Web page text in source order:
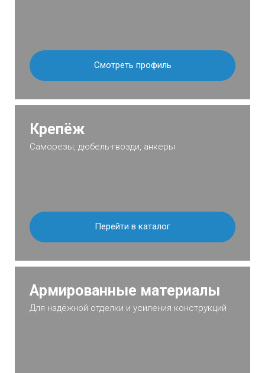
Смотреть профиль
Крепёж
Саморезы, дюбель-гвозди, анкеры
Перейти в каталог
Армированные материалы
Для надёжной отделки и усиления конструкций